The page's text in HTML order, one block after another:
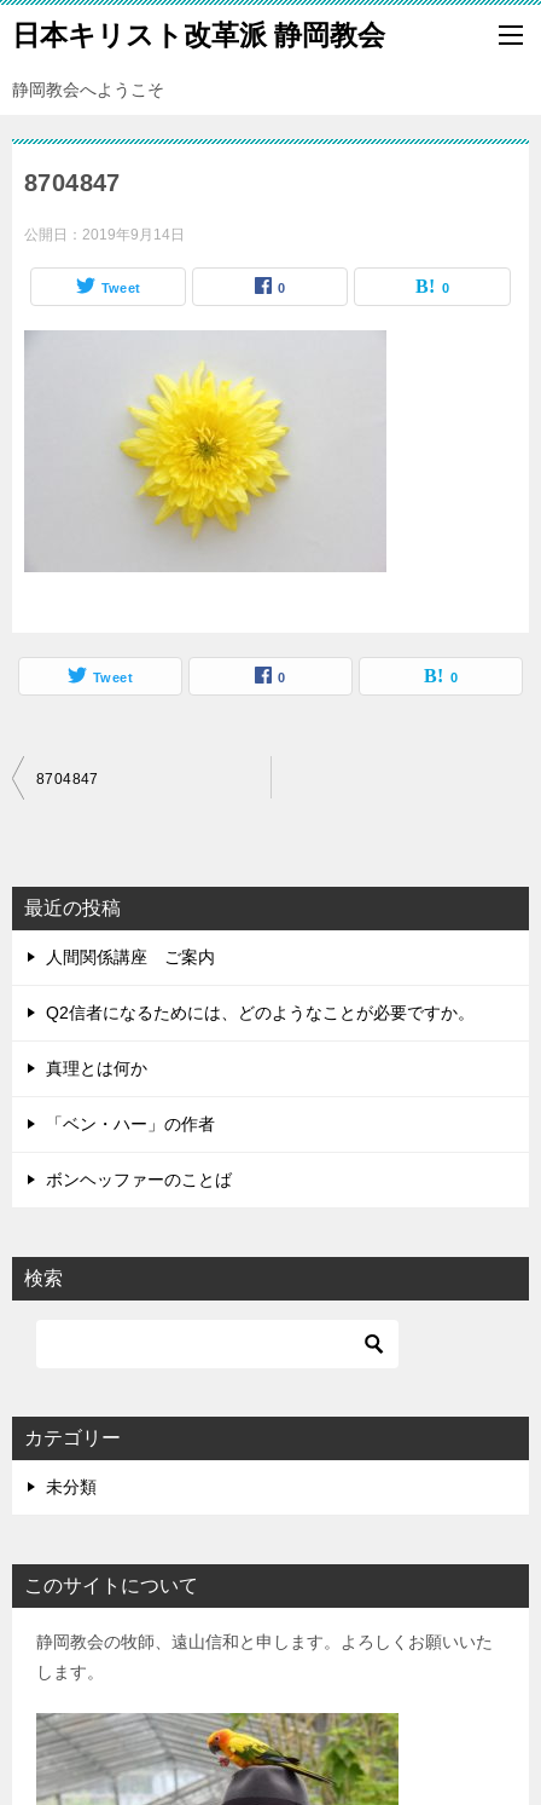
日本キリスト改革派 静岡教会
静岡教会へようこそ
8704847
公開日： 2019年9月14日
Tweet 0 0
Tweet 0 0
投
ビ
ゲ
ー
シ
8704847
最近の投稿
人間関係講座 ご案内
Q2信者になるためには、どのようなことが必要ですか。
真理とは何か
「ベン・ハー」の作者
ボンヘッファーのことば
検索
カテゴリー
未分類
このサイトについて
静岡教会の牧師、遠山信和と申します。よろしくお願いいた
します。